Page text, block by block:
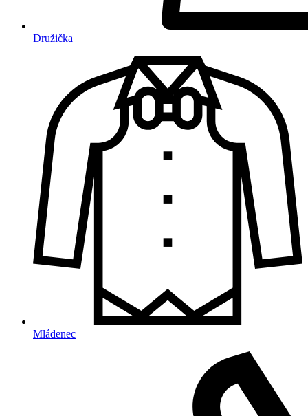
Družička
Mládenec